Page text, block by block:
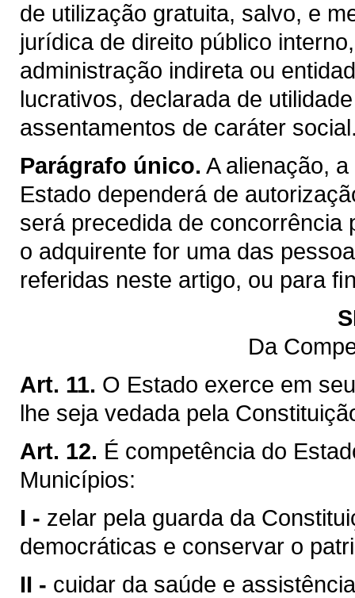
de utilização gratuita, salvo, e
jurídica de direito público
administração indireta ou
lucrativos, declarada de
assentamentos de caráter
Parágrafo único. A alienação,
Estado dependerá de
será precedida de concorrência
o adquirente for uma das
referidas neste artigo, ou para
Da
Art. 11. O Estado exerce em
lhe seja vedada pela
Art. 12. É competência do
Municípios:
I - zelar pela guarda da
democráticas e conservar o
II - cuidar da saúde e